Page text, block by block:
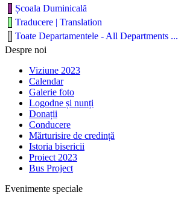
Școala Duminicală
Traducere | Translation
Toate Departamentele - All Departments ...
Despre noi
Viziune 2023
Calendar
Galerie foto
Logodne și nunți
Donații
Conducere
Mărturisire de credință
Istoria bisericii
Proiect 2023
Bus Project
Evenimente speciale